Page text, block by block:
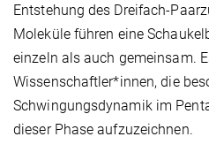
Entstehung des Dreifach-
Moleküle führen eine
einzeln als auch gemeinsam.
Wissenschaftler*innen, die
Schwingungsdynamik im
dieser Phase aufzuzeichnen.